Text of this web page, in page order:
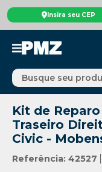
Insira seu CEP
Busque seu
Kit de
Traseiro
Civic -
Referência: 42527